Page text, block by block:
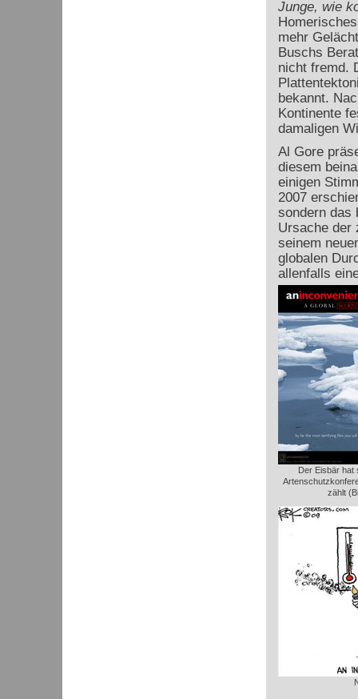
Junge, wie
mehr
Buschs
nicht fremd.
bekannt.
Kontinente
damaligen
Al Gore
diesem
einigen
2007
sondern das
Ursache der
seinem
globalen
allenfalls
Der Eisbär hat
zählt